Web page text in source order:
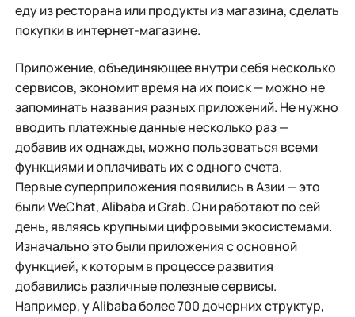
еду из ресторана или продукты из магазина, сделать
покупки в интернет-магазине.
Приложение, объединяющее внутри себя несколько
сервисов, экономит время на их поиск — можно не
запоминать названия разных приложений. Не нужно
вводить платежные данные несколько раз —
добавив их однажды, можно пользоваться всеми
функциями и оплачивать их с одного счета.
Первые суперприложения появились в Азии — это
были WeChat, Alibaba и Grab. Они работают по сей
день, являясь крупными цифровыми экосистемами.
Изначально это были приложения с основной
функцией, к которым в процессе развития
добавились различные полезные сервисы.
Например, у Alibaba более 700 дочерних структур,